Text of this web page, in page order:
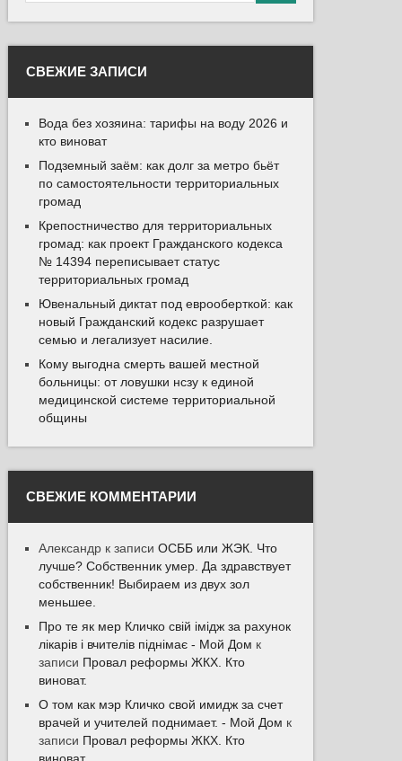
СВЕЖИЕ ЗАПИСИ
Вода без хозяина: тарифы на воду 2026 и
кто виноват
Подземный заём: как долг за метро бьёт
по самостоятельности территориальных
громад
Крепостничество для территориальных
громад: как проект Гражданского кодекса
№ 14394 переписывает статус
территориальных громад
Ювенальный диктат под еврооберткой: как
новый Гражданский кодекс разрушает
семью и легализует насилие.
Кому выгодна смерть вашей местной
больницы: от ловушки нсзу к единой
медицинской системе территориальной
общины
СВЕЖИЕ КОММЕНТАРИИ
Александрк записи ОСББ или ЖЭК. Что
лучше? Собственник умер. Да здравствует
собственник! Выбираем из двух зол
меньшее.
Про те як мер Кличко свій імідж за рахунок
лікарів і вчителів піднімає - Мой Дом к
записи Провал реформы ЖКХ. Кто
виноват.
О том как мэр Кличко свой имидж за счет
врачей и учителей поднимает. - Мой Дом к
записи Провал реформы ЖКХ. Кто